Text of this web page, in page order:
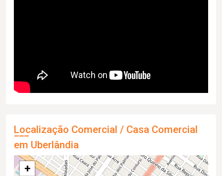
Localização Comercial / Casa Comercial
em Uberlândia
+